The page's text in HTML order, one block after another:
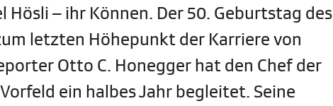
– ihr Können. Der 50. Geburtstag des
letzten Höhepunkt der Karriere von
Otto C. Honegger hat den Chef der
ein halbes Jahr begleitet. Seine